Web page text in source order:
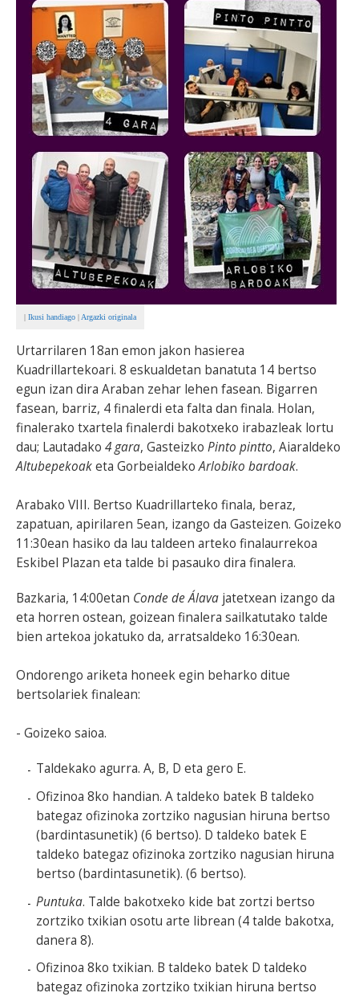
BEREZIAK
ARGAZKIAK
| Ikusi handiago | Argazki originala
Urtarrilaren 18an emon jakon hasierea
Kuadrillartekoari. 8 eskualdetan banatuta 14 bertso
egun izan dira Araban zehar lehen fasean. Bigarren
fasean, barriz, 4 finalerdi eta falta dan finala. Holan,
finalerako txartela finalerdi bakotxeko irabazleak lortu
dau; Lautadako 4 gara, Gasteizko Pinto pintto, Aiaraldeko
Altubepekoaketa GorbeialdekoArlobiko bardoak.
Arabako VIII. Bertso Kuadrillarteko finala, beraz,
zapatuan, apirilaren 5ean, izango da Gasteizen. Goizeko
11:30ean hasiko da lau taldeen arteko finalaurrekoa
Eskibel Plazan eta talde bi pasauko dira finalera.
Bazkaria, 14:00etan Conde de Álava jatetxean izango da
eta horren ostean, goizean finalera sailkatutako talde
bien artekoa jokatuko da, arratsaldeko 16:30ean.
Ondorengo ariketa honeek egin beharko ditue
bertsolariek finalean:
- Goizeko saioa.
Taldekako agurra. A, B, D eta gero E.
Ofizinoa 8ko handian. A taldeko batek B taldeko
bategaz ofizinoka zortziko nagusian hiruna bertso
(bardintasunetik) (6 bertso). D taldeko batek E
taldeko bategaz ofizinoka zortziko nagusian hiruna
bertso (bardintasunetik). (6 bertso).
Puntuka. Talde bakotxeko kide bat zortzi bertso
zortziko txikian osotu arte librean (4 talde bakotxa,
danera 8).
Ofizinoa 8ko txikian. B taldeko batek D taldeko
bategaz ofizinoka zortziko txikian hiruna bertso